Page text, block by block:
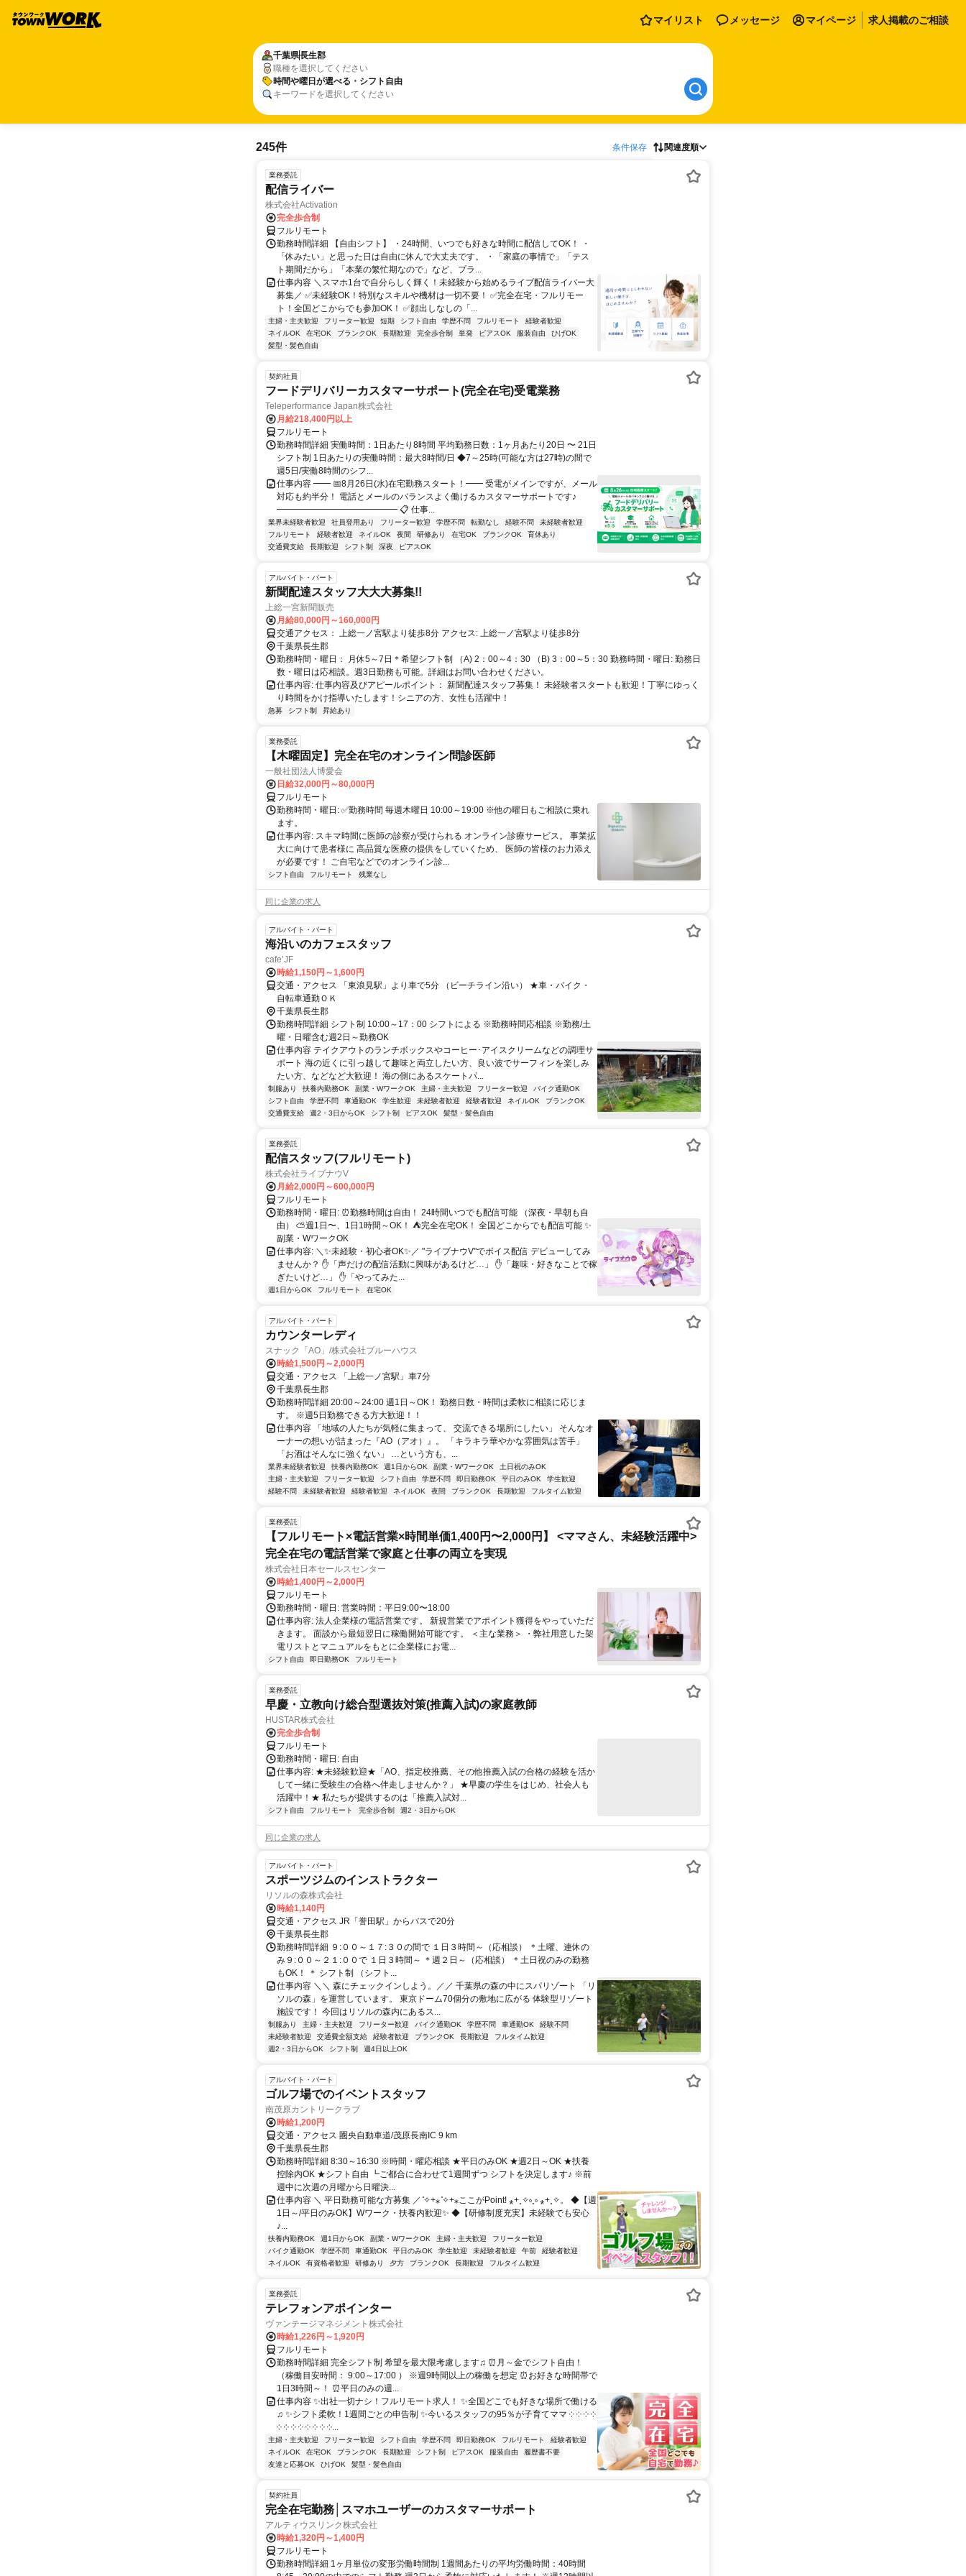
マイリスト メッセージ マイページ 求人掲載のご相談
千葉県長生郡
職種を選択してください
時間や曜日が選べる・シフト自由
キーワードを選択してください
245件 条件保存 関連度順
業務委託
配信ライバー
株式会社Activation
完全歩合制
フルリモート
勤務時間詳細 【自由シフト】 ・24時間、いつでも好きな時間に配信してOK！ ・
「休みたい」と思った日は自由に休んで大丈夫です。 ・「家庭の事情で」「テス
ト期間だから」「本業の繁忙期なので」など、プラ...
仕事内容 ＼スマホ1台で自分らしく輝く！未経験から始めるライブ配信ライバー大
募集／ ✅未経験OK！特別なスキルや機材は一切不要！ ✅完全在宅・フルリモー
ト！全国どこからでも参加OK！ ✅顔出しなしの「...
主婦・主夫歓迎 フリーター歓迎 短期 シフト自由 学歴不問 フルリモート
経験者歓迎
ネイルOK
在宅OK ブランクOK 長期歓迎 完全歩合制 単発 ピアスOK 服装自由
ひげOK
髪型・髪色自由
契約社員
フードデリバリーカスタマーサポート(完全在宅)受電業務
Teleperformance Japan株式会社
月給218,400円以上
フルリモート
勤務時間詳細 実働時間：1日あたり8時間 平均勤務日数：1ヶ月あたり20日 〜 21日
シフト制 1日あたりの実働時間：最大8時間/日 ◆7～25時(可能な方は27時)の間で
週5日/実働8時間のシフ...
仕事内容 ━━ 📅8月26日(水)在宅勤務スタート！━━ 受電がメインですが、メール
対応も約半分！ 電話とメールのバランスよく働けるカスタマーサポートです♪
━━━━━━━━━━━━━━ 📋 仕事...
業界未経験者歓迎 社員登用あり フリーター歓迎 学歴不問 転勤なし 経験不問
未経験者歓迎
フルリモート
経験者歓迎 ネイルOK 夜間 研修あり 在宅OK ブランクOK
育休あり
交通費支給
長期歓迎 シフト制 深夜 ピアスOK
アルバイト・パート
新聞配達スタッフ大大大募集!!
上総一宮新聞販売
月給80,000円～160,000円
交通アクセス： 上総一ノ宮駅より徒歩8分 アクセス: 上総一ノ宮駅より徒歩8分
千葉県長生郡
勤務時間・曜日： 月休5～7日＊希望シフト制 （A) 2：00～4：30 （B) 3：00～5：30 勤務時間・曜日: 勤務日
数・曜日は応相談。週3日勤務も可能。詳細はお問い合わせください。
仕事内容: 仕事内容及びアピールポイント： 新聞配達スタッフ募集！ 未経験者スタートも歓迎！丁寧にゆっく
り時間をかけ指導いたします！シニアの方、女性も活躍中！
急募 シフト制 昇給あり
業務委託
【木曜固定】完全在宅のオンライン問診医師
一般社団法人博愛会
日給32,000円～80,000円
フルリモート
勤務時間・曜日: ✅勤務時間 毎週木曜日 10:00～19:00 ※他の曜日もご相談に乗れ
ます。
仕事内容: スキマ時間に医師の診察が受けられる オンライン診療サービス。 事業拡
大に向けて患者様に 高品質な医療の提供をしていくため、 医師の皆様のお力添え
が必要です！ ご自宅などでのオンライン診...
シフト自由 フルリモート 残業なし
同じ企業の求人
アルバイト・パート
海沿いのカフェスタッフ
cafe’JF
時給1,150円～1,600円
交通・アクセス 「東浪見駅」より車で5分 （ビーチライン沿い） ★車・バイク・
自転車通勤ＯＫ
千葉県長生郡
勤務時間詳細 シフト制 10:00～17：00 シフトによる ※勤務時間応相談 ※勤務/土
曜・日曜含む週2日～勤務OK
仕事内容 テイクアウトのランチボックスやコーヒー･アイスクリームなどの調理サ
ポート 海の近くに引っ越して趣味と両立したい方、良い波でサーフィンを楽しみ
たい方、などなど大歓迎！ 海の側にあるスケートパ...
制服あり 扶養内勤務OK 副業・WワークOK 主婦・主夫歓迎 フリーター歓迎
バイク通勤OK
シフト自由
学歴不問 車通勤OK 学生歓迎 未経験者歓迎 経験者歓迎 ネイルOK
ブランクOK
交通費支給
週2・3日からOK シフト制 ピアスOK 髪型・髪色自由
業務委託
配信スタッフ(フルリモート)
株式会社ライブナウV
月給2,000円～600,000円
フルリモート
勤務時間・曜日: ⏰勤務時間は自由！ 24時間いつでも配信可能 （深夜・早朝も自
由） ⛅週1日〜、1日1時間～OK！ ⛺完全在宅OK！ 全国どこからでも配信可能 ✨
副業・WワークOK
仕事内容: ＼✨未経験・初心者OK✨／ "ライブナウV"でボイス配信 デビューしてみ
ませんか？ ✋「声だけの配信活動に興味があるけど…」 ✋「趣味・好きなことで稼
ぎたいけど…」 ✋「やってみた...
週1日からOK フルリモート 在宅OK
アルバイト・パート
カウンターレディ
スナック「AO」/株式会社ブルーハウス
時給1,500円～2,000円
交通・アクセス 「上総一ノ宮駅」車7分
千葉県長生郡
勤務時間詳細 20:00～24:00 週1日～OK！ 勤務日数・時間は柔軟に相談に応じま
す。 ※週5日勤務できる方大歓迎！！
仕事内容 「地域の人たちが気軽に集まって、 交流できる場所にしたい」 そんなオ
ーナーの想いが詰まった『AO（アオ）』。 「キラキラ華やかな雰囲気は苦手」
「お酒はそんなに強くない」 …という方も、...
業界未経験者歓迎 扶養内勤務OK 週1日からOK 副業・WワークOK
土日祝のみOK
主婦・主夫歓迎
フリーター歓迎 シフト自由 学歴不問 即日勤務OK 平日のみOK
学生歓迎
経験不問
未経験者歓迎 経験者歓迎 ネイルOK 夜間 ブランクOK 長期歓迎 フルタイム歓迎
業務委託
【フルリモート×電話営業×時間単価1,400円〜2,000円】 <ママさん、未経験活躍中>
完全在宅の電話営業で家庭と仕事の両立を実現
株式会社日本セールスセンター
時給1,400円～2,000円
フルリモート
勤務時間・曜日: 営業時間：平日9:00〜18:00
仕事内容: 法人企業様の電話営業です。 新規営業でアポイント獲得をやっていただ
きます。 面談から最短翌日に稼働開始可能です。 ＜主な業務＞ ・弊社用意した架
電リストとマニュアルをもとに企業様にお電...
シフト自由 即日勤務OK フルリモート
業務委託
早慶・立教向け総合型選抜対策(推薦入試)の家庭教師
HUSTAR株式会社
完全歩合制
フルリモート
勤務時間・曜日: 自由
仕事内容: ★未経験歓迎★「AO、指定校推薦、その他推薦入試の合格の経験を活か
して一緒に受験生の合格へ伴走しませんか？」 ★早慶の学生をはじめ、社会人も
活躍中！★ 私たちが提供するのは「推薦入試対...
シフト自由 フルリモート 完全歩合制 週2・3日からOK
同じ企業の求人
アルバイト・パート
スポーツジムのインストラクター
リソルの森株式会社
時給1,140円
交通・アクセス JR「誉田駅」からバスで20分
千葉県長生郡
勤務時間詳細 ９:００～１７:３０の間で １日３時間～（応相談） ＊土曜、連休の
み９:００～２１:００で １日３時間～ ＊週２日～（応相談） ＊土日祝のみの勤務
もOK！ ＊ シフト制 （シフト...
仕事内容 ＼＼ 森にチェックインしよう。／／ 千葉県の森の中にスパリゾート 「リ
ソルの森」を運営しています。 東京ドーム70個分の敷地に広がる 体験型リゾート
施設です！ 今回はリソルの森内にあるス...
制服あり 主婦・主夫歓迎 フリーター歓迎 バイク通勤OK 学歴不問 車通勤OK
経験不問
未経験者歓迎
交通費全額支給 経験者歓迎 ブランクOK 長期歓迎
フルタイム歓迎
週2・3日からOK
シフト制 週4日以上OK
アルバイト・パート
ゴルフ場でのイベントスタッフ
南茂原カントリークラブ
時給1,200円
交通・アクセス 圏央自動車道/茂原長南IC 9 km
千葉県長生郡
勤務時間詳細 8:30～16:30 ※時間・曜応相談 ★平日のみOK ★週2日～OK ★扶養
控除内OK ★シフト自由 ┗ご都合に合わせて1週間ずつ シフトを決定します♪ ※前
週中に次週の月曜から日曜決...
仕事内容 ＼ 平日勤務可能な方募集 ／ ̊✧+⁎ ̊✧+⁎ここがPoint! ⁎+˳✧༚˳༚ ⁎+˳✧。 ◆【週
1日～/平日のみOK】Wワーク・扶養内歓迎✨ ◆【研修制度充実】未経験でも安心
♪...
扶養内勤務OK 週1日からOK 副業・WワークOK 主婦・主夫歓迎
フリーター歓迎
バイク通勤OK
学歴不問 車通勤OK 平日のみOK 学生歓迎 未経験者歓迎 午前
経験者歓迎
ネイルOK
有資格者歓迎 研修あり 夕方 ブランクOK 長期歓迎 フルタイム歓迎
業務委託
テレフォンアポインター
ヴァンテージマネジメント株式会社
時給1,226円～1,920円
フルリモート
勤務時間詳細 完全シフト制 希望を最大限考慮します♫ ⏰月～金でシフト自由！
（稼働目安時間： 9:00～17:00 ） ※週9時間以上の稼働を想定 ⏰お好きな時間帯で
1日3時間～！ ⏰平日のみの週...
仕事内容 ✨出社一切ナシ！フルリモート求人！ ✨全国どこでも好きな場所で働ける
♫ ✨シフト柔軟！1週間ごとの申告制 ✨今いるスタッフの95％が子育てママ ༶ ༶ ༶ ༶
༶ ༶ ༶ ༶ ༶ ༶ ༶ ༶...
主婦・主夫歓迎 フリーター歓迎 シフト自由 学歴不問 即日勤務OK フルリモート
経験者歓迎
ネイルOK
在宅OK ブランクOK 長期歓迎 シフト制 ピアスOK 服装自由
履歴書不要
友達と応募OK
ひげOK 髪型・髪色自由
契約社員
完全在宅勤務│スマホユーザーのカスタマーサポート
アルティウスリンク株式会社
時給1,320円～1,400円
フルリモート
勤務時間詳細 1ヶ月単位の変形労働時間制 1週間あたりの平均労働時間：40時間